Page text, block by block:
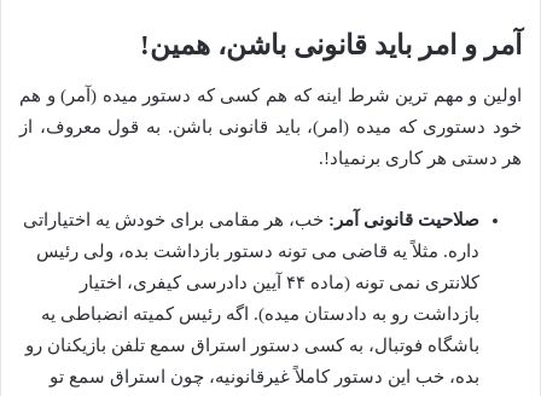
آمر و امر باید قانونی باشن، همین!
اولین و مهم ترین شرط اینه که هم کسی که دستور میده (آمر) و هم
خود دستوری که میده (امر)، باید قانونی باشن. به قول معروف، از
هر دستی هر کاری برنمیاد!.
صلاحیت قانونی آمر: خب، هر مقامی برای خودش یه اختیاراتی
داره. مثلاً یه قاضی می تونه دستور بازداشت بده، ولی رئیس
کلانتری نمی تونه (ماده ۴۴ آیین دادرسی کیفری، اختیار
بازداشت رو به دادستان میده). اگه رئیس کمیته انضباطی یه
باشگاه فوتبال، به کسی دستور استراق سمع تلفن بازیکنان رو
بده، خب این دستور کاملاً غیرقانونیه، چون استراق سمع تو